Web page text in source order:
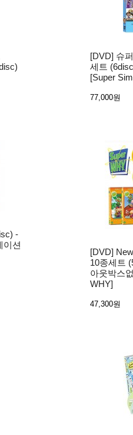
[DVD] 슈
세트
[Super
77,000원
-
이션
[DVD]
10종세트
아웃박스
WHY]
47,300원